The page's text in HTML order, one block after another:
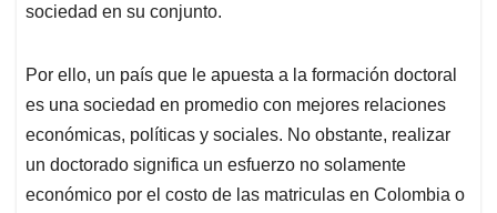
sociedad en su conjunto.
Por ello, un país que le apuesta a la formación doctoral
es una sociedad en promedio con mejores relaciones
económicas, políticas y sociales. No obstante, realizar
un doctorado significa un esfuerzo no solamente
económico por el costo de las matriculas en Colombia o